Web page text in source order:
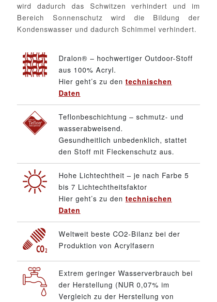
wird dadurch das Schwitzen verhindert und im
Bereich Sonnenschutz wird die Bildung der
Kondenswasser und dadurch Schimmel verhindert.
Dralon® – hochwertiger Outdoor-Stoff
aus 100% Acryl.
Hier geht’s zu den technischen
Daten
Teflonbeschichtung – schmutz- und
wasserabweisend.
Gesundheitlich unbedenklich, stattet
den Stoff mit Fleckenschutz aus.
Hohe Lichtechtheit – je nach Farbe 5
bis 7 Lichtechtheitsfaktor
Hier geht’s zu den technischen
Daten
Weltweit beste CO2-Bilanz bei der
Produktion von Acrylfasern
Extrem geringer Wasserverbrauch bei
der Herstellung (NUR 0,07% im
Vergleich zu der Herstellung von